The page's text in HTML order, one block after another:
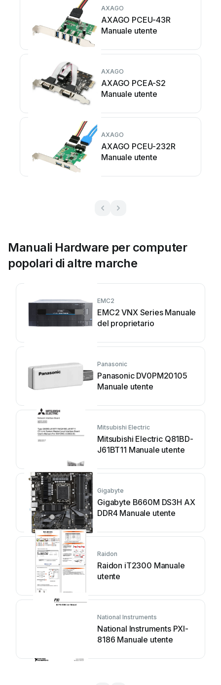
AXAGO
AXAGO PCEU-43R
Manuale utente
AXAGO
AXAGO PCEA-S2
Manuale utente
AXAGO
AXAGO PCEU-232R
Manuale utente
Manuali Hardware per computer
popolari di altre marche
EMC2
EMC2 VNX Series Manuale
del proprietario
Panasonic
Panasonic DV0PM20105
Manuale utente
Mitsubishi Electric
Mitsubishi Electric Q81BD-
J61BT11 Manuale utente
Gigabyte
Gigabyte B660M DS3H AX
DDR4 Manuale utente
Raidon
Raidon iT2300 Manuale
utente
National Instruments
National Instruments PXI-
8186 Manuale utente